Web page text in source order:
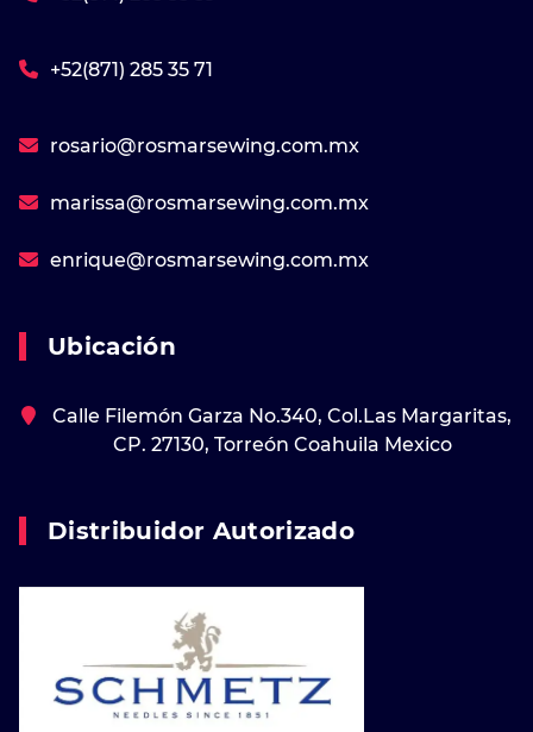
+52(871) 285 35 71
rosario@rosmarsewing.com.mx
marissa@rosmarsewing.com.mx
enrique@rosmarsewing.com.mx
Ubicación
Calle Filemón Garza No.340, Col.Las Margaritas,
CP. 27130, Torreón Coahuila Mexico
Distribuidor Autorizado